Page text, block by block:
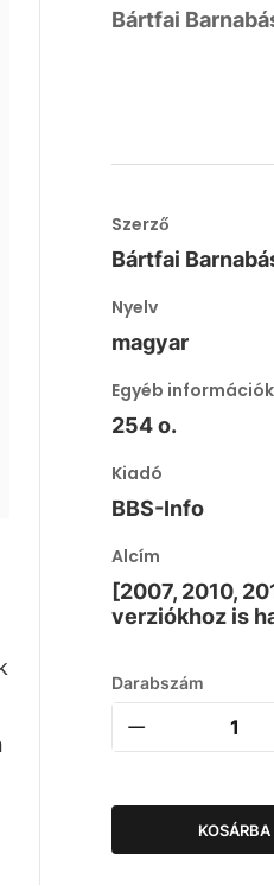
Bártfai
Szerző
Bártfai
Nyelv
magyar
Egyéb információk
254 o.
Kiadó
BBS-Info
Alcím
[2007, 2010,
verziókhoz is
Darabszám
KOSÁRBA